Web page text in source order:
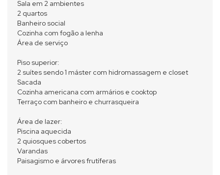
Sala em 2 ambientes
2 quartos
Banheiro social
Cozinha com fogão a lenha
Área de serviço
Piso superior:
2 suítes sendo 1 máster com hidromassagem e closet
Sacada
Cozinha americana com armários e cooktop
Terraço com banheiro e churrasqueira
Área de lazer:
Piscina aquecida
2 quiosques cobertos
Varandas
Paisagismo e árvores frutíferas